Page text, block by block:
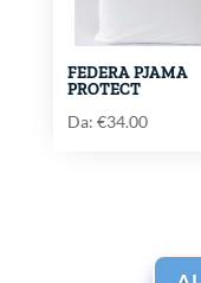
FEDERA PJAMA
PROTECT
Da: €34.00